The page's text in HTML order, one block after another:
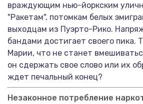
враждующим нью-йоркским
"Ракетам", потомкам белых
выходцам из Пуэрто-Рико.
бандами достигает своего пика.
Марии, что не станет
он сдержать свое слово или их
ждет печальный конец?
Незаконное потребление